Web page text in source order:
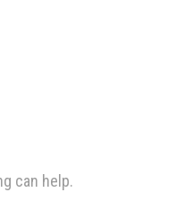
can help.